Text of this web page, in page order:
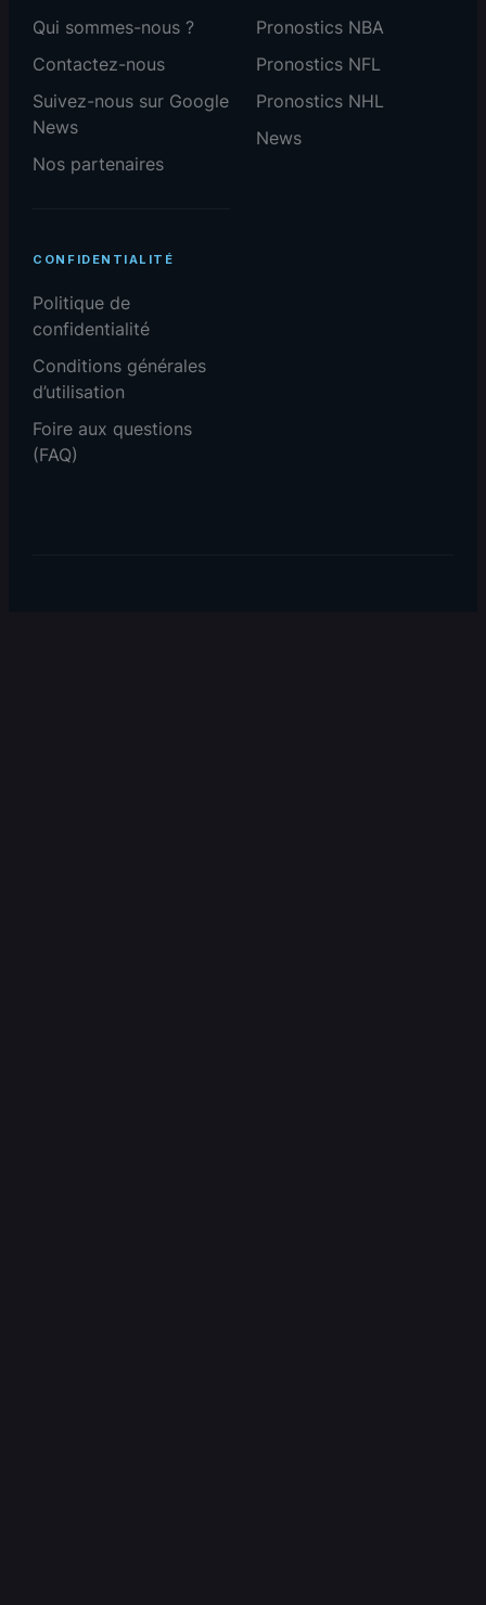
Qui sommes-nous ?
Contactez-nous
Suivez-nous sur Google
News
Nos partenaires
Pronostics NBA
Pronostics NFL
Pronostics NHL
News
CONFIDENTIALITÉ
Politique de
confidentialité
Conditions générales
d’utilisation
Foire aux questions
(FAQ)